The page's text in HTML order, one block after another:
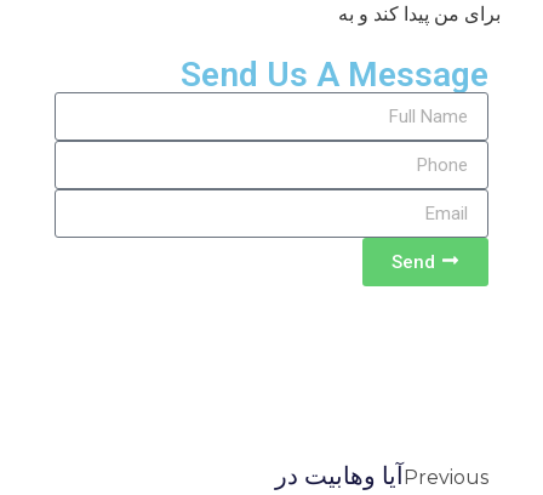
برای من پیدا کند و به
Send Us A Message
Send
Previous آیا وهابیت در